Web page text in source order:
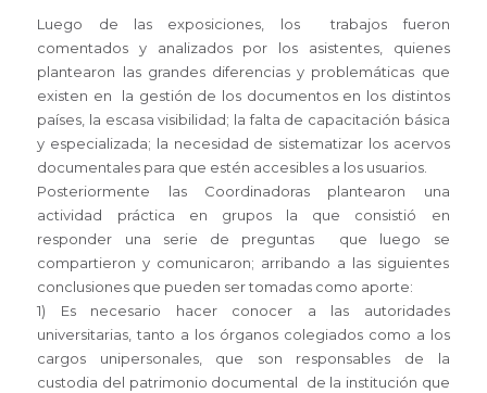
Luego de las exposiciones, los trabajos fueron
comentados y analizados por los asistentes, quienes
plantearon las grandes diferencias y problemáticas que
existen en la gestión de los documentos en los distintos
países, la escasa visibilidad; la falta de capacitación básica
y especializada; la necesidad de sistematizar los acervos
documentales para que estén accesibles a los usuarios.
Posteriormente las Coordinadoras plantearon una
actividad práctica en grupos la que consistió en
responder una serie de preguntas que luego se
compartieron y comunicaron; arribando a las siguientes
conclusiones que pueden ser tomadas como aporte:
1) Es necesario hacer conocer a las autoridades
universitarias, tanto a los órganos colegiados como a los
cargos unipersonales, que son responsables de la
custodia del patrimonio documental de la institución que